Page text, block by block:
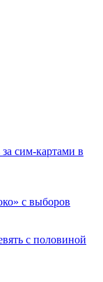
сим-картами в
с выборов
с половиной